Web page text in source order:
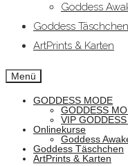
Goddess
Goddess Täschchen
ArtPrints & Karten
Menü
GODDESS MODE
GODDESS
VIP
Onlinekurse
Goddess
Goddess Täschchen
ArtPrints & Karten